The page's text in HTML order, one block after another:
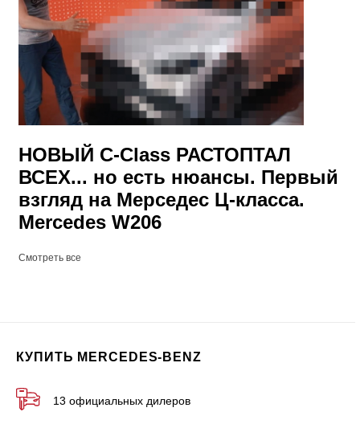
НОВЫЙ C-Class РАСТОПТАЛ
ВСЕХ... но есть нюансы. Первый
взгляд на Мерседес Ц-класса.
Mercedes W206
Смотреть все
КУПИТЬ MERCEDES-BENZ
13 официальных дилеров